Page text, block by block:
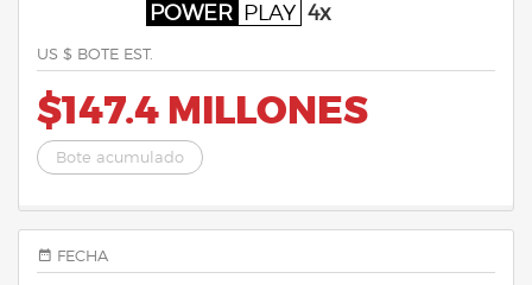
POWER PLAY 4x
US $ BOTE EST.
$147.4 MILLONES
Bote acumulado
FECHA